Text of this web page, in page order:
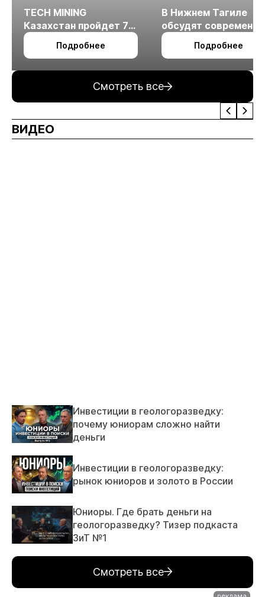
TECH MINING
Казахстан пройдет 7
октября в Алматы
Подробнее
В Нижнем Тагиле
обсудят
технологии
измельчения
Подробнее
Смотреть все
ВИДЕО
Инвестиции в геологоразведку:
почему юниорам сложно найти
деньги
Инвестиции в геологоразведку:
рынок юниоров и золото в России
Юниоры. Где брать деньги на
геологоразведку? Тизер подкаста
ЗиТ №1
Смотреть все